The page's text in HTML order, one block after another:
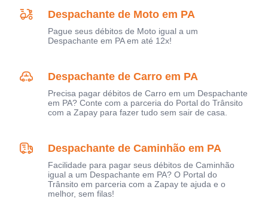
Despachante de Moto em PA
Pague seus débitos de Moto igual a um
Despachante em PA em até 12x!
Despachante de Carro em PA
Precisa pagar débitos de Carro em um Despachante
em PA? Conte com a parceria do Portal do Trânsito
com a Zapay para fazer tudo sem sair de casa.
Despachante de Caminhão em PA
Facilidade para pagar seus débitos de Caminhão
igual a um Despachante em PA? O Portal do
Trânsito em parceria com a Zapay te ajuda e o
melhor, sem filas!